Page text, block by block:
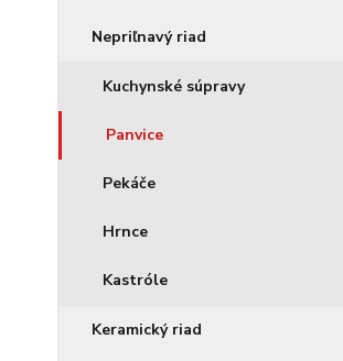
Nepriľnavý riad
Kuchynské súpravy
Panvice
Pekáče
Hrnce
Kastróle
Keramický riad